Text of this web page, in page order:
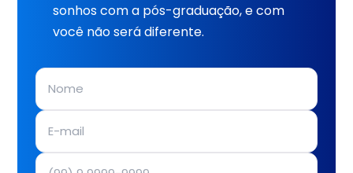
sonhos com a pós-graduação, e com
você não será diferente.